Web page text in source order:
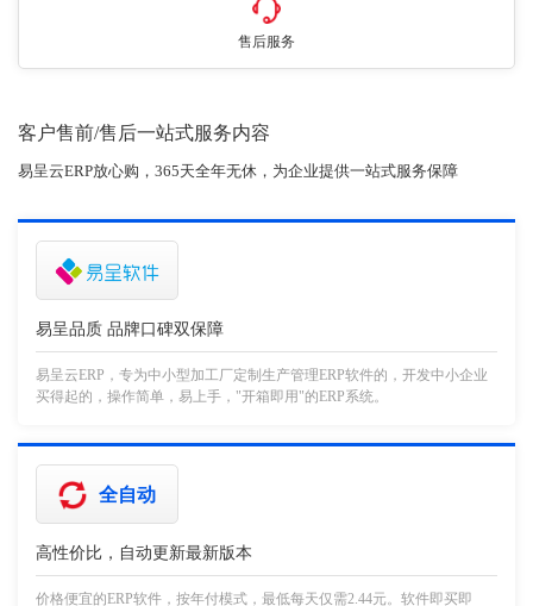
售后服务
客户售前/售后一站式服务内容
易呈云ERP放心购，365天全年无休，为企业提供一站式服务保障
易呈品质 品牌口碑双保障
易呈云ERP，专为中小型加工厂定制生产管理ERP软件的，开发中小企业
买得起的，操作简单，易上手，"开箱即用"的ERP系统。
全自动
高性价比，自动更新最新版本
价格便宜的ERP软件，按年付模式，最低每天仅需2.44元。软件即买即